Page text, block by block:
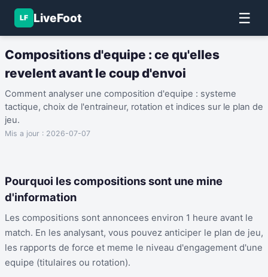
LF LiveFoot ☰
Compositions d'equipe : ce qu'elles
revelent avant le coup d'envoi
Comment analyser une composition d'equipe : systeme
tactique, choix de l'entraineur, rotation et indices sur le plan de
jeu.
Mis a jour : 2026-07-07
Pourquoi les compositions sont une mine
d'information
Les compositions sont annoncees environ 1 heure avant le
match. En les analysant, vous pouvez anticiper le plan de jeu,
les rapports de force et meme le niveau d'engagement d'une
equipe (titulaires ou rotation).